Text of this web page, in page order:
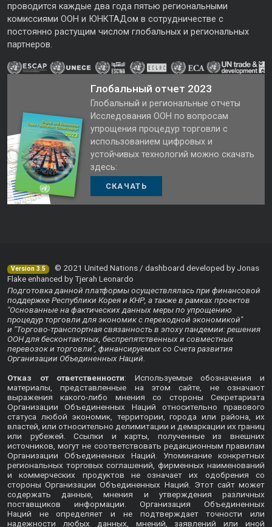
проводится каждые два года пятью региональными
комиссиями ООН и ЮНКТАДом в сотрудничестве с
постоянно растущим числом глобальных и региональных
партнеров.
Глобальный отчет 2023
Глобальный и региональные отчеты
Исследования ООН по вопросам
упрощения процедур торговли с
использованием цифровых и
устойчивых технологий можно скачать
здесь:
СКАЧАТЬ
Version 3.5
© 2021 United Nations / dashboard developed by Jonas
Flake enhanced by Tjerah Leonardo
Подготовка данной платформы осуществлялась при финансовой
поддержке Республики Корея и КНР, а также в рамках проектов
"Основанные на фактических данных меры по упрощению
процедур торговли для экономик с переходной экономикой"
и "Торгово-транспортная связанность в эпоху пандемии: решения
ООН для бесконтактных, беспрепятственных и совместных
перевозок и торговли", финансируемых со Счета развития
Организации Объединенных Наций.
Отказ от ответственности: Используемые обозначения и
материалы, представленные на этом сайте, не означают
выражения какого-либо мнения со стороны Секретариата
Организации Объединенных Наций относительно правового
статуса любой экономик, территории, города или района, их
властей, или относительно делимитации и демаркации их границ
или рубежей. Ссылки и карты, полученные из внешних
источников, могут не соответствовать редакционным правилам
Организации Объединенных Наций. Упоминание конкретных
региональных торговых соглашений, фирменных наименований
и коммерческих продуктов не означает их одобрения со
стороны Организации Объединенных Наций. Этот сайт может
содержать данные, мнения и утверждения различных
поставщиков информации. Организация Объединенных
Наций не определяет и не подтверждает точности или
надежности любых данных, мнений, заявлений или иной